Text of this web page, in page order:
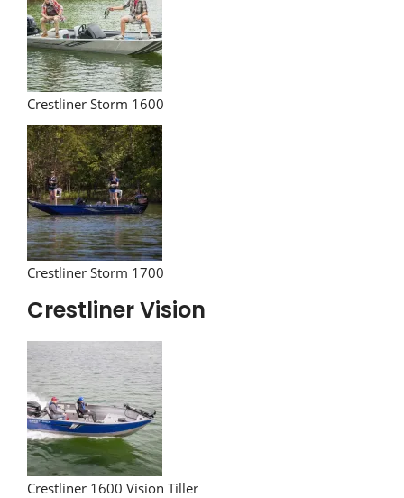
Crestliner Storm 1600
Crestliner Storm 1700
Crestliner Vision
Crestliner 1600 Vision Tiller